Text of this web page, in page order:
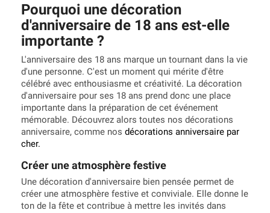
Pourquoi une décoration
d'anniversaire de 18 ans est-elle
importante ?
L'anniversaire des 18 ans marque un tournant dans la vie
d'une personne. C'est un moment qui mérite d'être
célébré avec enthousiasme et créativité. La décoration
d'anniversaire pour ses 18 ans prend donc une place
importante dans la préparation de cet événement
mémorable. Découvrez alors toutes nos décorations
anniversaire, comme nos décorations anniversaire par
cher.
Créer une atmosphère festive
Une décoration d'anniversaire bien pensée permet de
créer une atmosphère festive et conviviale. Elle donne le
ton de la fête et contribue à mettre les invités dans